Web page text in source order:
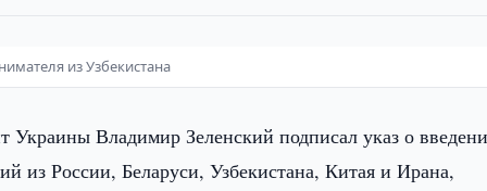
из Узбекистана
Украины Владимир Зеленский подписал указ о
из России, Беларуси, Узбекистана, Китая и Ирана,